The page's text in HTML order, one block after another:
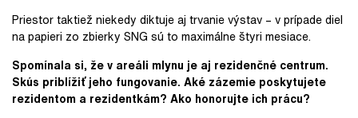
Priestor taktiež niekedy diktuje aj trvanie výstav – v prípade diel
na papieri zo zbierky SNG sú to maximálne štyri mesiace.
Spomínala si, že v areáli mlynu je aj rezidenčné centrum.
Skús priblížiť jeho fungovanie. Aké zázemie poskytujete
rezidentom a rezidentkám? Ako honorujte ich prácu?